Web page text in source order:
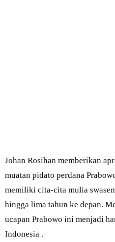
Johan Rosihan memberikan
muatan pidato perdana
memiliki cita-cita mulia
hingga lima tahun ke depan.
ucapan Prabowo ini menjadi
Indonesia .